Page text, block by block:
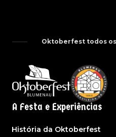
Oktoberfest todos
A Festa e Experiências
História da Oktoberfest